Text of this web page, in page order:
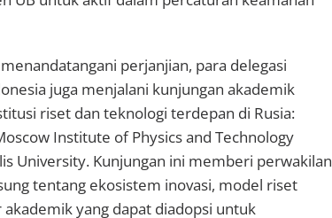
perjanjian, para delegasi
juga menjalani kunjungan akademik
riset dan teknologi terdepan di Rusia:
Institute of Physics and Technology
University. Kunjungan ini memberi perwakilan
tentang ekosistem inovasi, model riset
yang dapat diadopsi untuk